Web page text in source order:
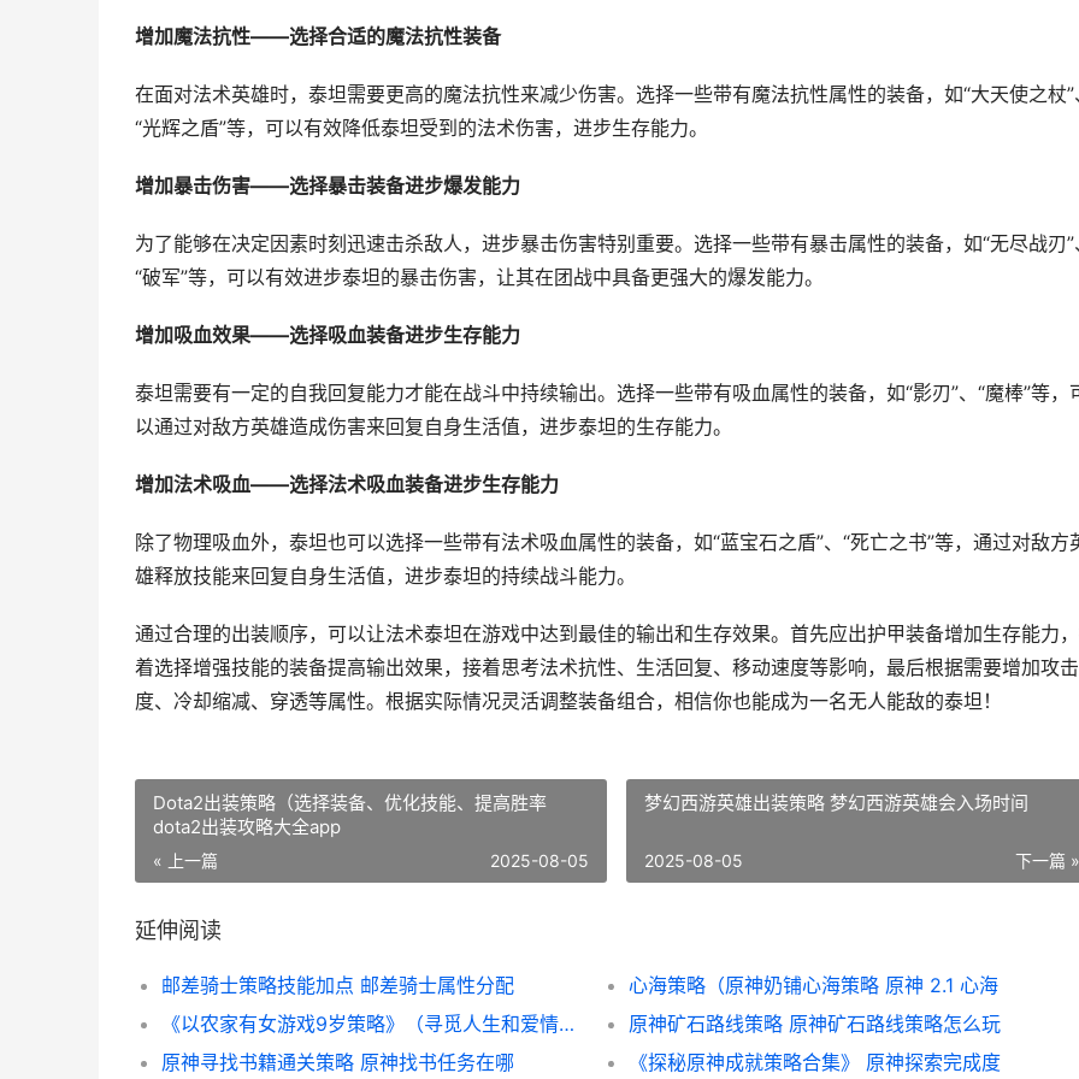
增加魔法抗性——选择合适的魔法抗性装备
在面对法术英雄时，泰坦需要更高的魔法抗性来减少伤害。选择一些带有魔法抗性属性的装备，如“大天使之杖”
“光辉之盾”等，可以有效降低泰坦受到的法术伤害，进步生存能力。
增加暴击伤害——选择暴击装备进步爆发能力
为了能够在决定因素时刻迅速击杀敌人，进步暴击伤害特别重要。选择一些带有暴击属性的装备，如“无尽战刃”
“破军”等，可以有效进步泰坦的暴击伤害，让其在团战中具备更强大的爆发能力。
增加吸血效果——选择吸血装备进步生存能力
泰坦需要有一定的自我回复能力才能在战斗中持续输出。选择一些带有吸血属性的装备，如“影刃”、“魔棒”等，
以通过对敌方英雄造成伤害来回复自身生活值，进步泰坦的生存能力。
增加法术吸血——选择法术吸血装备进步生存能力
除了物理吸血外，泰坦也可以选择一些带有法术吸血属性的装备，如“蓝宝石之盾”、“死亡之书”等，通过对敌方
雄释放技能来回复自身生活值，进步泰坦的持续战斗能力。
通过合理的出装顺序，可以让法术泰坦在游戏中达到最佳的输出和生存效果。首先应出护甲装备增加生存能力
着选择增强技能的装备提高输出效果，接着思考法术抗性、生活回复、移动速度等影响，最后根据需要增加攻
度、冷却缩减、穿透等属性。根据实际情况灵活调整装备组合，相信你也能成为一名无人能敌的泰坦！
Dota2出装策略（选择装备、优化技能、提高胜率
dota2出装攻略大全app
« 上一篇 2025-08-05
梦幻西游英雄出装策略 梦幻西游英雄会入场时间
下一篇 »
2025-08-05
延伸阅读
邮差骑士策略技能加点 邮差骑士属性分配
心海策略（原神奶铺心海策略 原神 2.1 心海
《以农家有女游戏9岁策略》（寻觅人生和爱情的奇妙冒险 农家有女来种田
原神矿石路线策略 原神矿石路线策略怎么玩
原神寻找书籍通关策略 原神找书任务在哪
《探秘原神成就策略合集》 原神探索完成度